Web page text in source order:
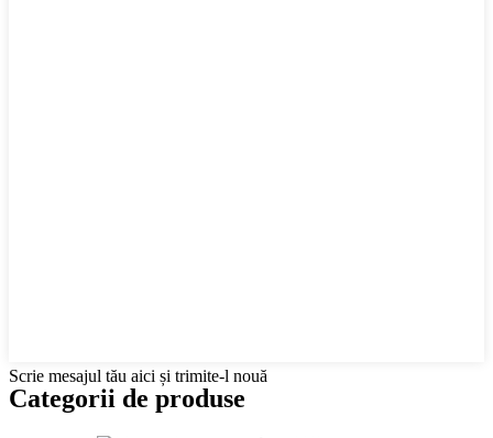
Scrie mesajul tău aici și trimite-l nouă
Categorii de produse